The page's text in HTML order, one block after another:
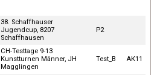
38. Schaffhauser
Jugendcup, 8207
Schaffhausen
P2
CH-Testtage 9-13
Kunstturnen Männer, JH
Magglingen
Test_B AK11